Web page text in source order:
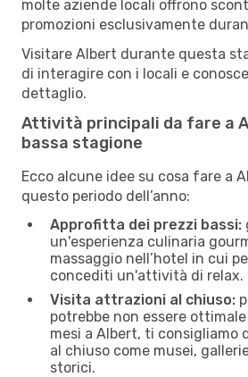
molte aziende locali offrono
promozioni esclusivamente
Visitare Albert durante questa
di interagire con i locali e
dettaglio.
Attività principali da fare a
bassa stagione
Ecco alcune idee su cosa fare a
questo periodo dell’anno:
Approfitta dei prezzi bassi:
un'esperienza culinaria
massaggio nell’hotel in cui
concediti un'attività di relax.
Visita attrazioni al chiuso:
potrebbe non essere
mesi a Albert, ti consigliamo
al chiuso come musei,
storici.